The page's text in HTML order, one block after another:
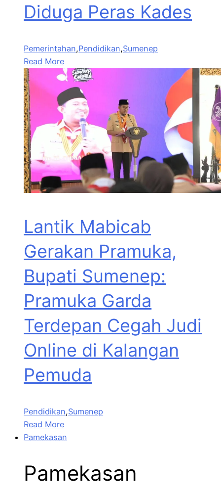
Diduga Peras Kades
Pemerintahan,Pendidikan,Sumenep
Read More
Lantik Mabicab
Gerakan Pramuka,
Bupati Sumenep:
Pramuka Garda
Terdepan Cegah Judi
Online di Kalangan
Pemuda
Pendidikan,Sumenep
Read More
Pamekasan
Pamekasan